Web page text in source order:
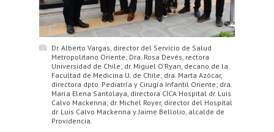
Dr. Alberto Vargas, director del Servicio de Salud
Metropolitano Oriente; Dra. Rosa Devés, rectora
Universidad de Chile; dr. Miguel O’Ryan, decano de la
Facultad de Medicina U. de Chile; dra. Marta Azócar,
directora dpto. Pediatría y Cirugía Infantil Oriente; dra.
María Elena Santolaya, directora CICA Hospital dr. Luis
Calvo Mackenna; dr. Michel Royer, director del Hospital
dr. Luis Calvo Mackenna y Jaime Bellolio, alcalde de
Providencia.